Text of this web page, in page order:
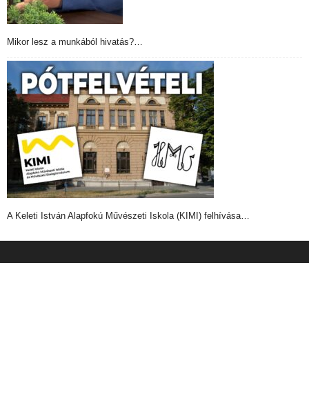
Mikor lesz a munkából hivatás?…
A Keleti István Alapfokú Művészeti Iskola (KIMI) felhívása…